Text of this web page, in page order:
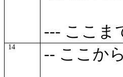
--- ここま
14 -- ここか